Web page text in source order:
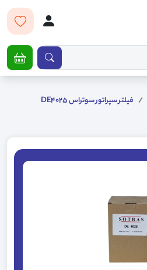
فیلتر سپراتور سوتراس DE4025